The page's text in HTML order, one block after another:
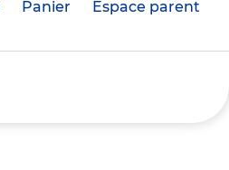
Panier crèche(s)
Espace parent